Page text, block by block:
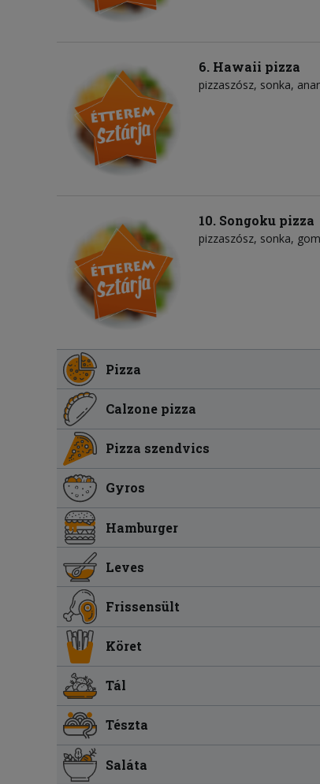
6. Hawaii pizza
pizzaszósz sonka
10. Songoku pizza
pizzaszósz sonka
Pizza
Calzone pizza
Pizza szendvics
Gyros
Hamburger
Leves
Frissensült
Köret
Tál
Tészta
Saláta